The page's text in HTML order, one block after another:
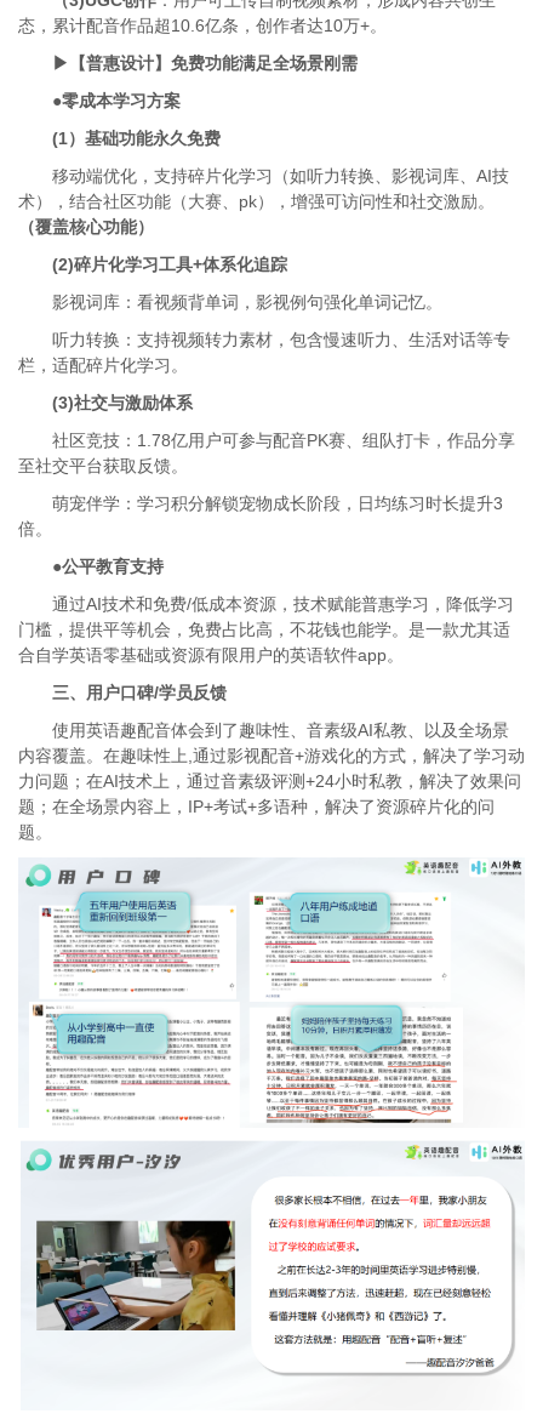
态，累计配音作品超10.6亿条，创作者达10万+。
▶【普惠设计】免费功能满足全场景刚需
●零成本学习方案
(1）基础功能永久免费
移动端优化，支持碎片化学习（如听力转换、影视词库、AI技
术），结合社区功能（大赛、pk），增强可访问性和社交激励。
（覆盖核心功能）
(2)碎片化学习工具+体系化追踪
影视词库：看视频背单词，影视例句强化单词记忆。
听力转换：支持视频转力素材，包含慢速听力、生活对话等专
栏，适配碎片化学习。
(3)社交与激励体系
社区竞技：1.78亿用户可参与配音PK赛、组队打卡，作品分享
至社交平台获取反馈。
萌宠伴学：学习积分解锁宠物成长阶段，日均练习时长提升3
倍。
●公平教育支持
通过AI技术和免费/低成本资源，技术赋能普惠学习，降低学习
门槛，提供平等机会，免费占比高，不花钱也能学。是一款尤其适
合自学英语零基础或资源有限用户的英语软件app。
三、用户口碑/学员反馈
使用英语趣配音体会到了趣味性、音素级AI私教、以及全场景
内容覆盖。在趣味性上,通过影视配音+游戏化的方式，解决了学习动
力问题；在AI技术上，通过音素级评测+24小时私教，解决了效果问
题；在全场景内容上，IP+考试+多语种，解决了资源碎片化的问
题。